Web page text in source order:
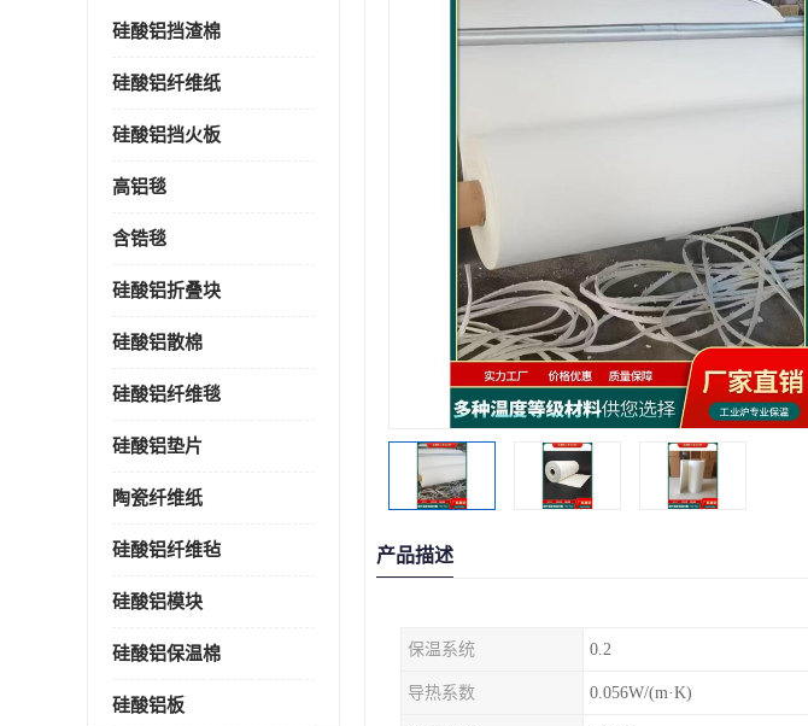
硅酸铝挡渣棉
硅酸铝纤维纸
硅酸铝挡火板
高铝毯
含锆毯
硅酸铝折叠块
硅酸铝散棉
硅酸铝纤维毯
硅酸铝垫片
陶瓷纤维纸
硅酸铝纤维毡
硅酸铝模块
硅酸铝保温棉
硅酸铝板
产品描述
保温系统 0.2
导热系数 0.056W/(m·K)